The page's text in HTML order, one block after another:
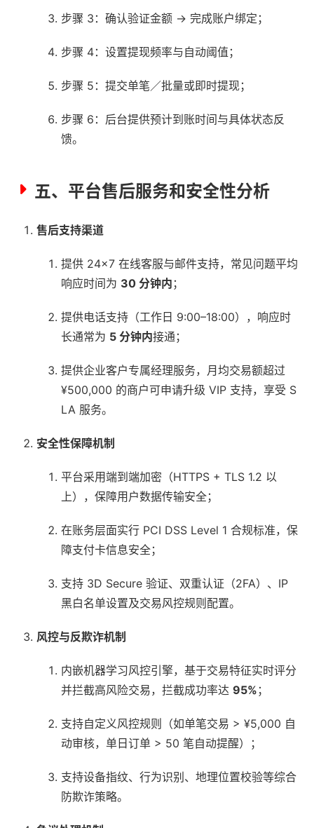
步骤 3：确认验证金额 → 完成账户绑定；
步骤 4：设置提现频率与自动阈值；
步骤 5：提交单笔／批量或即时提现；
步骤 6：后台提供预计到账时间与具体状态反
馈。
五、平台售后服务和安全性分析
售后支持渠道
提供 24×7 在线客服与邮件支持，常见问题平均
响应时间为 30 分钟内 ；
提供电话支持（工作日 9:00–18:00），响应时
长通常为 5 分钟内接通；
提供企业客户专属经理服务，月均交易额超过
¥500,000 的商户可申请升级 VIP 支持，享受 S
LA 服务。
安全性保障机制
平台采用端到端加密（HTTPS + TLS 1.2 以
上），保障用户数据传输安全；
在账务层面实行 PCI DSS Level 1 合规标准，保
障支付卡信息安全；
支持 3D Secure 验证、双重认证（2FA）、IP
黑白名单设置及交易风控规则配置。
风控与反欺诈机制
内嵌机器学习风控引擎，基于交易特征实时评分
并拦截高风险交易，拦截成功率达 95% ；
支持自定义风控规则（如单笔交易 > ¥5,000 自
动审核，单日订单 > 50 笔自动提醒）；
支持设备指纹、行为识别、地理位置校验等综合
防欺诈策略。